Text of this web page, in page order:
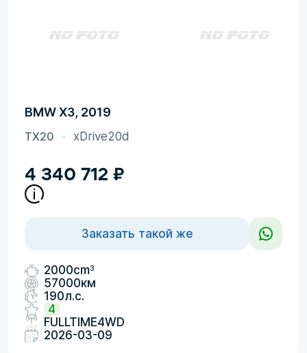
BMW X3, 2019
TX20 xDrive20d
4 340 712 ₽
Заказать такой же
2000cm3
57000км
190л.с.
4
FULLTIME4WD
2026-03-09